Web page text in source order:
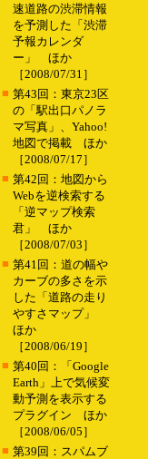
速道路の渋滞情報
を予測した「渋滞
予報カレンダ
ー」 ほか
［2008/07/31］
■ 第43回：東京23区
の「駅出口パノラ
マ写真」、Yahoo!
地図で掲載 ほか
［2008/07/17］
■ 第42回：地図から
Webを逆検索する
「逆マップ検索
君」 ほか
［2008/07/03］
■ 第41回：道の幅や
カーブの多さを示
した「道路の走り
やすさマップ」
ほか
［2008/06/19］
■ 第40回：「Google
Earth」上で気候変
動予測を表示する
プラグイン ほか
［2008/06/05］
■ 第39回：スパムブ